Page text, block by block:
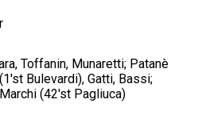
Toffanin, Munaretti; Patanè
Bulevardi), Gatti, Bassi;
(42'st Pagliuca)